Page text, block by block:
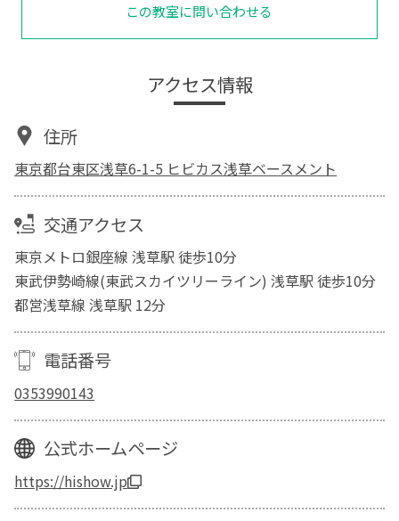
この教室に問い合わせる
アクセス情報
住所
東京都台東区浅草6-1-5 ヒビカス浅草ベースメント
交通アクセス
東京メトロ銀座線 浅草駅 徒歩10分
東武伊勢崎線(東武スカイツリーライン) 浅草駅 徒歩10分
都営浅草線 浅草駅 12分
電話番号
0353990143
公式ホームページ
https://hishow.jp